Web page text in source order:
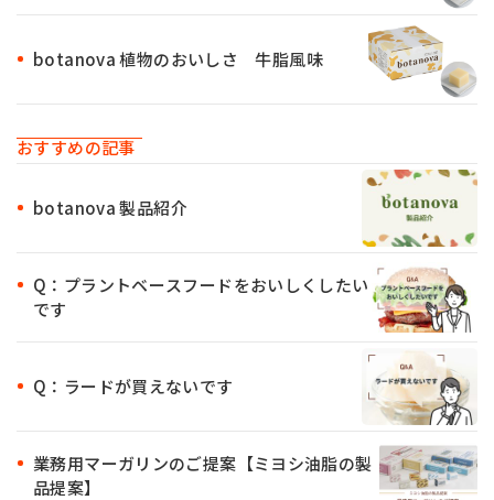
botanova 植物のおいしさ 牛脂風味
おすすめの記事
botanova 製品紹介
Q：プラントベースフードをおいしくしたい
です
Q：ラードが買えないです
業務用マーガリンのご提案【ミヨシ油脂の製
品提案】